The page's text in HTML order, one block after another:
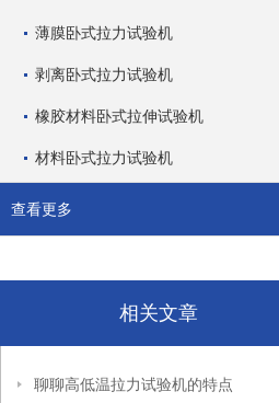
薄膜卧式拉力试验机
剥离卧式拉力试验机
橡胶材料卧式拉伸试验机
材料卧式拉力试验机
查看更多
相关文章
聊聊高低温拉力试验机的特点